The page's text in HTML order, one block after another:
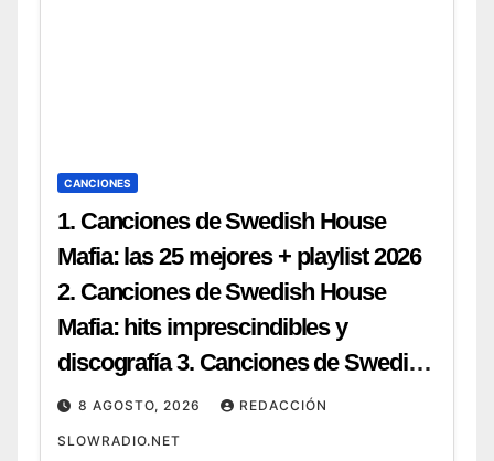
CANCIONES
1. Canciones de Swedish House
Mafia: las 25 mejores + playlist 2026
2. Canciones de Swedish House
Mafia: hits imprescindibles y
discografía 3. Canciones de Swedish
House Mafia: top 20 para tu próxima
fiesta 4. Canciones de Swedish
8 AGOSTO, 2026 REDACCIÓN
SLOWRADIO.NET